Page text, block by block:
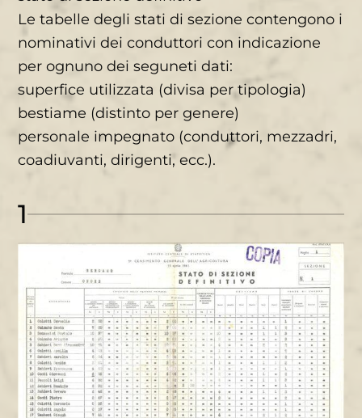
Le tabelle degli stati di sezione contengono i
nominativi dei conduttori con indicazione
per ognuno dei seguneti dati:
superfice utilizzata (divisa per tipologia)
bestiame (distinto per genere)
personale impegnato (conduttori, mezzadri,
coadiuvanti, dirigenti, ecc.).
1